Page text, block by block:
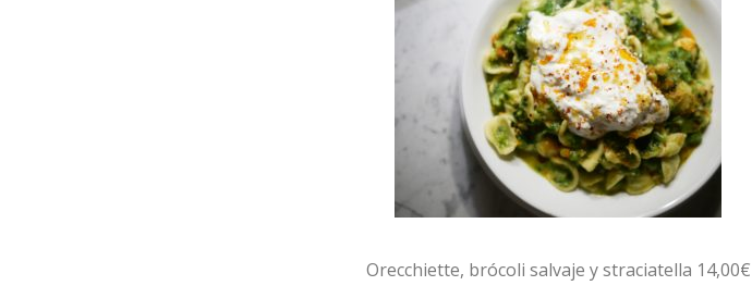
Orecchiette, brócoli salvaje y straciatella 14,00€